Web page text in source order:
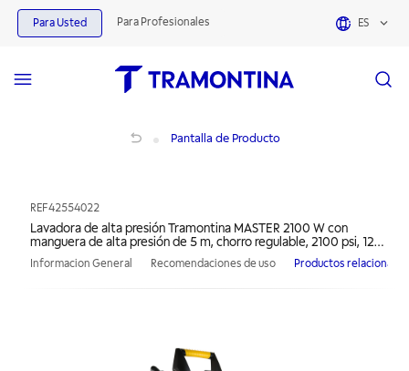
Para Usted Para Profesionales ES
Pantalla de Producto
REF42554022
Lavadora de alta presión Tramontina MASTER 2100 W con
manguera de alta presión de 5 m, chorro regulable, 2100 psi, 127
V
Informacion General Recomendaciones de uso Productos